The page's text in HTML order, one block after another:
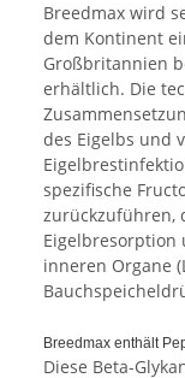
Breedmax wird
dem Kontinent
Großbritannien
erhältlich. Die
des Eigelbs und
spezifische
zurückzuführen,
Eigelbresorption
inneren Organe
Breedmax enthält
Diese Beta-